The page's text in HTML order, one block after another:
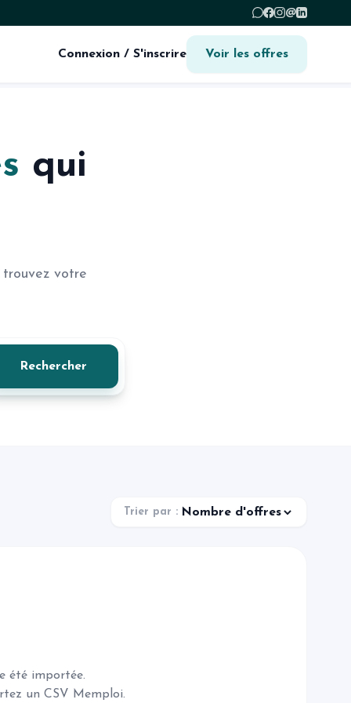
@
Connexion / S'inscrire Voir les offres
qui
votre
Rechercher
Trier par :
été importée.
un CSV Memploi.